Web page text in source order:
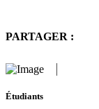
PARTAGER :
Étudiants